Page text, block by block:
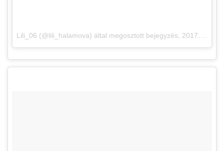
Lili_06 (@lili_halamova) által megosztott bejegyzés, 2017. Dec 3., 06:31 PST